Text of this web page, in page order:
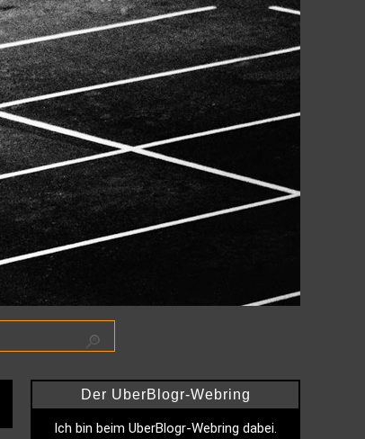
Der UberBlogr-Webring
Ich bin beim UberBlogr-Webring dabei.